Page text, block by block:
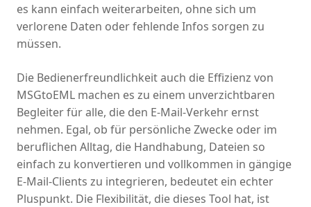
es kann einfach weiterarbeiten, ohne sich um
verlorene Daten oder fehlende Infos sorgen zu
müssen.
Die Bedienerfreundlichkeit auch die Effizienz von
MSGtoEML machen es zu einem unverzichtbaren
Begleiter für alle, die den E-Mail-Verkehr ernst
nehmen. Egal, ob für persönliche Zwecke oder im
beruflichen Alltag, die Handhabung, Dateien so
einfach zu konvertieren und vollkommen in gängige
E-Mail-Clients zu integrieren, bedeutet ein echter
Pluspunkt. Die Flexibilität, die dieses Tool hat, ist